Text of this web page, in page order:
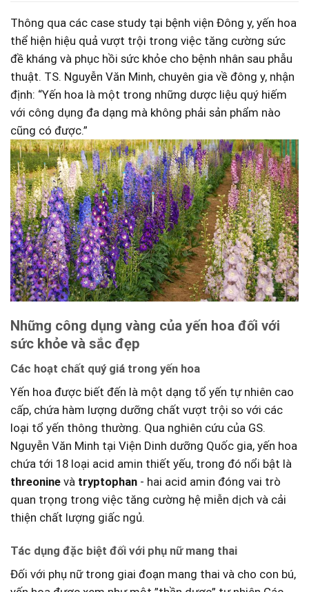
Thông qua ⁤các case​ study tại bệnh viện Đông y, yến hoa
thể hiện hiệu quả vượt trội trong việc tăng cường ⁤sức
đề kháng và phục hồi⁤ sức khỏe cho bệnh nhân sau phẫu
thuật. TS. Nguyễn Văn Minh,⁢ chuyên​ gia về‌ đông y, nhận
định: “Yến hoa là một trong những dược⁤ liệu​ quý hiếm
với ​công dụng đa dạng mà không phải ​sản phẩm nào
cũng có ⁤được.”
Những công dụng vàng‍ của yến ⁤hoa đối với‌
sức khỏe và sắc⁤ đẹp
Các hoạt chất quý giá trong yến hoa
Yến hoa được biết đến ‍là một​ dạng⁢ tổ yến tự ​nhiên ⁣cao
cấp, chứa ⁢hàm lượng dưỡng chất vượt trội so với các
loại tổ yến ‌thông thường. Qua nghiên cứu của GS.
Nguyễn Văn​ Minh‌ tại Viện Dinh dưỡng ⁢Quốc gia, yến‌ hoa
chứa tới 18 loại acid amin thiết yếu, trong đó ⁢nổi bật ‍là
threonine và tryptophan -⁤ hai acid amin đóng‌ vai‌ trò
quan trọng trong việc tăng cường hệ miễn dịch và cải
thiện chất lượng giấc ngủ.
Tác dụng đặc biệt đối với ⁤phụ nữ mang thai
Đối với phụ nữ trong giai đoạn mang‍ thai và cho con bú,